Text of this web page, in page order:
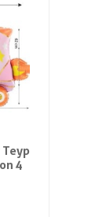
Teyp
4